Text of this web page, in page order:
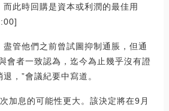
此時回購是資本或利潤的最佳用
管他們之前曾試圖抑制通脹，但通
會者一致認為，迄今為止幾乎沒有證
，”會議紀要中寫道。
加息的可能性更大。該決定將在9月